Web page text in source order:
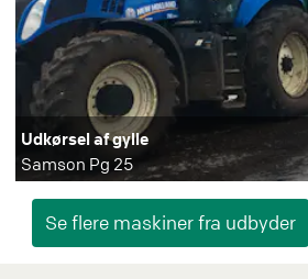
Udkørsel af gylle
Samson Pg 25